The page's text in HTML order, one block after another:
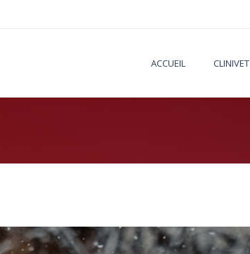
ACCUEIL CLINIVET